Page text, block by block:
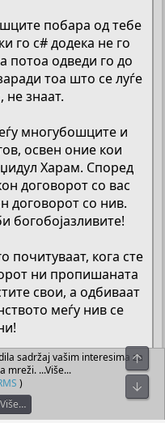
побара од тебе
го с# додека не го
потоа одведи го до
тоа што се луѓе
не знаат.
многубошците и
освен оние кои
Харам. Според
договорот со вас
договорот со нив.
богобојазливите!
почитуваат, кога сте
ни пропишаната
свои, а одбиваат
меѓу нив се
за нешто што
од Аллаховиот пат.
што го работат!
sadržaj vašim interesima za
mreži. ...Više...
)
Više…
Top